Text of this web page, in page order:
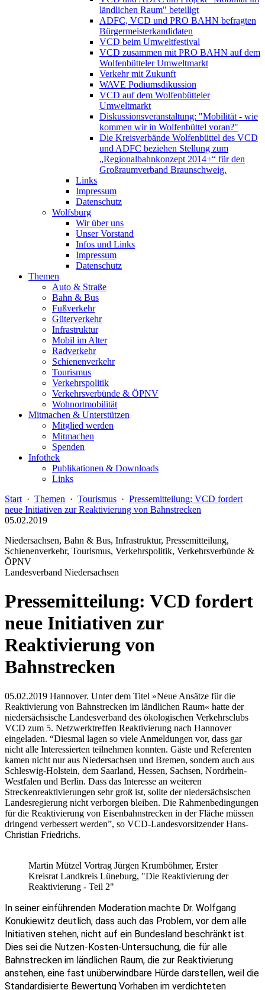
ländlichen Raum" beteiligt
ADFC, VCD und PRO BAHN befragten
Bürgermeisterkandidaten
VCD beim Umweltfestival
VCD zusammen mit PRO BAHN auf dem
Wolfenbütteler Umweltmarkt
Verkehr mit Zukunft
WAVE Podiumsdikussion
VCD auf dem Wolfenbütteler
Umweltmarkt
Diskussionsveranstaltung: "Mobilität - wie
kommen wir in Wolfenbüttel voran?"
Die Kreisverbände Wolfenbüttel des VCD
und ADFC beziehen Stellung zum
„Regionalbahnkonzept 2014+“ für den
Großraumverband Braunschweig.
Links
Impressum
Datenschutz
Wolfsburg
Wir über uns
Unser Vorstand
Infos und Links
Impressum
Datenschutz
Themen
Auto & Straße
Bahn & Bus
Fußverkehr
Güterverkehr
Infrastruktur
Mobil im Alter
Radverkehr
Schienenverkehr
Tourismus
Verkehrspolitik
Verkehrsverbünde & ÖPNV
Wohnortmobilität
Mitmachen & Unterstützen
Mitglied werden
Mitmachen
Spenden
Infothek
Publikationen & Downloads
Links
Start · Themen · Tourismus · Pressemitteilung: VCD fordert
neue Initiativen zur Reaktivierung von Bahnstrecken
05.02.2019
Niedersachsen, Bahn & Bus, Infrastruktur, Pressemitteilung,
Schienenverkehr, Tourismus, Verkehrspolitik, Verkehrsverbünde &
ÖPNV
Landesverband Niedersachsen
Pressemitteilung: VCD fordert
neue Initiativen zur
Reaktivierung von
Bahnstrecken
05.02.2019 Hannover. Unter dem Titel »Neue Ansätze für die
Reaktivierung von Bahnstrecken im ländlichen Raum« hatte der
niedersächsische Landesverband des ökologischen Verkehrsclubs
VCD zum 5. Netzwerktreffen Reaktivierung nach Hannover
eingeladen. “Diesmal lagen so viele Anmeldungen vor, dass gar
nicht alle Interessierten teilnehmen konnten. Gäste und Referenten
kamen nicht nur aus Niedersachsen und Bremen, sondern auch aus
Schleswig-Holstein, dem Saarland, Hessen, Sachsen, Nordrhein-
Westfalen und Berlin. Dass das Interesse an weiteren
Streckenreaktivierungen sehr groß ist, sollte der niedersächsischen
Landesregierung nicht verborgen bleiben. Die Rahmenbedingungen
für die Reaktivierung von Eisenbahnstrecken in der Fläche müssen
dringend verbessert werden”, so VCD-Landesvorsitzender Hans-
Christian Friedrichs.
Martin Mützel Vortrag Jürgen Krumböhmer, Erster
Kreisrat Landkreis Lüneburg, "Die Reaktivierung der
Reaktivierung - Teil 2"
In seiner einführenden Moderation machte Dr. Wolfgang
Konukiewitz deutlich, dass auch das Problem, vor dem alle
Initiativen stehen, nicht auf ein Bundesland beschränkt ist.
Dies sei die Nutzen-Kosten-Untersuchung, die für alle
Bahnstrecken im ländlichen Raum, die zur Reaktivierung
anstehen, eine fast unüberwindbare Hürde darstellen, weil die
Standardisierte Bewertung Vorhaben im verdichteten